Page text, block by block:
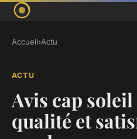
Accueil›Actu
ACTU
Avis cap
qualité et